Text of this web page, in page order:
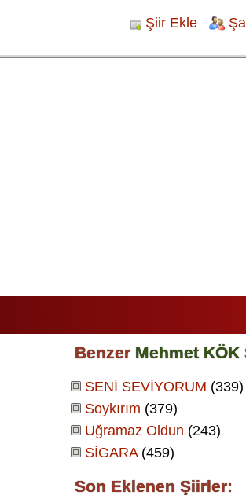
Şiir Ekle
Benzer Mehmet KÖK
SENİ SEVİYORUM (339)
Soykırım (379)
Uğramaz Oldun (243)
SİGARA (459)
Son Eklenen Şiirler: